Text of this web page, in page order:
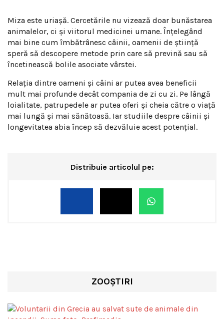
Miza este uriașă. Cercetările nu vizează doar bunăstarea
animalelor, ci și viitorul medicinei umane. Înțelegând
mai bine cum îmbătrânesc câinii, oamenii de știință
speră să descopere metode prin care să prevină sau să
încetinească bolile asociate vârstei.
Relația dintre oameni și câini ar putea avea beneficii
mult mai profunde decât compania de zi cu zi. Pe lângă
loialitate, patrupedele ar putea oferi și cheia către o viață
mai lungă și mai sănătoasă. Iar studiile despre câinii și
longevitatea abia încep să dezvăluie acest potențial.
Distribuie articolul pe:
ZOOȘTIRI